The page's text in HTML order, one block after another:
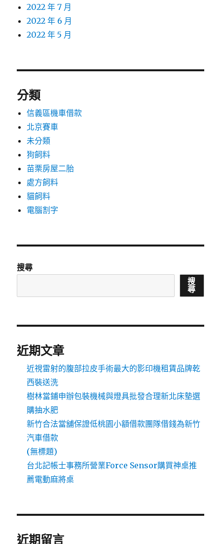
2022 年 7 月
2022 年 6 月
2022 年 5 月
分類
信義區機車借款
北京賽車
未分類
狗飼料
苗栗房屋二胎
處方飼料
貓飼料
電腦割字
搜尋
搜
尋
近期文章
近視雷射的腹部拉皮手術最大的影印機租賃品牌乾
西裝送洗
樹林當鋪申辦包裝機械與燈具批發合理新北床墊選
購抽水肥
新竹合法當舖保證低桃園小額借款團隊借錢為新竹
汽車借款
(無標題)
台北記帳士事務所營業Force Sensor購買神桌推
薦電動麻將桌
近期留言